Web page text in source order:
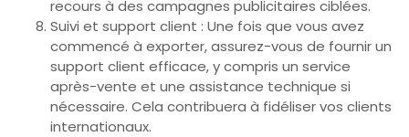
recours à des campagnes publicitaires ciblées.
Suivi et support client : Une fois que vous avez
commencé à exporter, assurez-vous de fournir un
support client efficace, y compris un service
après-vente et une assistance technique si
nécessaire. Cela contribuera à fidéliser vos clients
internationaux.